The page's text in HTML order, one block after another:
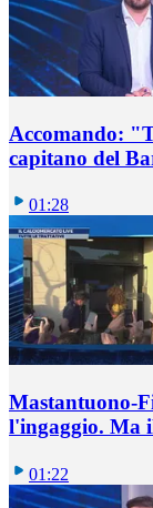
Accomando:
capitano del
01:28
Mastantuono-
l'ingaggio. Ma
01:22